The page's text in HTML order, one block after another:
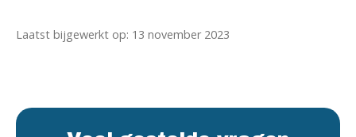
Laatst bijgewerkt op: 13 november 2023